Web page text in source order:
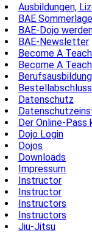
Ausbildungen,
BAE
BAE-Dojo
BAE-Newsletter
Become A
Become A
Bestellabschluss
Datenschutz
Der Online-Pass
Dojo Login
Dojos
Downloads
Impressum
Instructor
Instructor
Instructors
Instructors
Jiu-Jitsu